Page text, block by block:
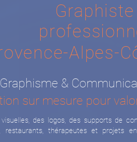
Graphiste
Alpes-
Graphisme &
sur mesure pour
des logos, des supports de
restaurants, thérapeutes et projets